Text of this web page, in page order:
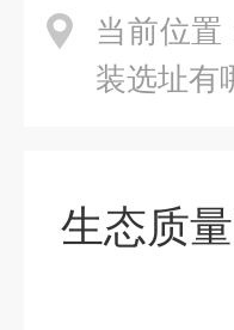
当前位置
装选址有
生态质